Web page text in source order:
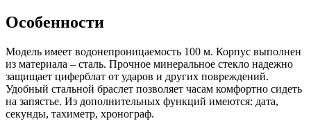
Особенности
Модель имеет водонепроницаемость 100 м. Корпус выполнен
из материала – сталь. Прочное минеральное стекло надежно
защищает циферблат от ударов и других повреждений.
Удобный стальной браслет позволяет часам комфортно сидеть
на запястье. Из дополнительных функций имеются: дата,
секунды, тахиметр, хронограф.